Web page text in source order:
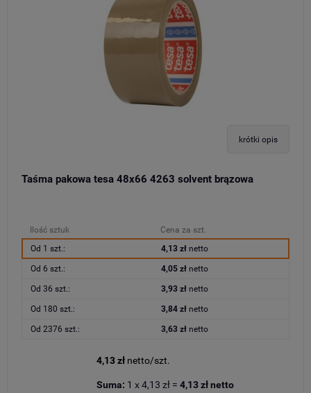
krótki opis
Taśma pakowa tesa 48x66 4263 solvent brązowa
Ilość sztuk
Cena za szt.
Od 1 szt.:
4,13 złnetto
Od 6 szt.: 4,05 złnetto
Od 36 szt.: 3,93 złnetto
Od 180 szt.: 3,84 złnetto
Od 2376 szt.: 3,63 złnetto
4,13 zł netto/szt.
Suma: 1 x4,13 zł = 4,13 złnetto